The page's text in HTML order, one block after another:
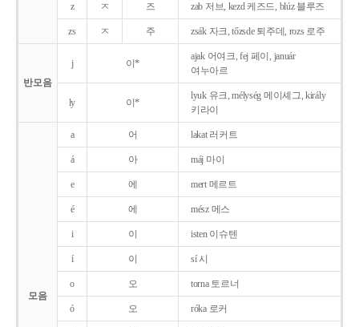
z ㅈ 즈 zab 저브, kezd 케즈드, blúz 블루즈
zs ㅈ 주 zsák 자크, tőzsde 퇴주데, rozs 로주
반모음
j 이*
ajak 어여크, fej 페이, január
여누아르
ly 이*
lyuk 유크, mélység 메이셰그, király
키라이
모음
a 어 lakat 러커트
á 아 máj 마이
e 에 mert 메르트
é 에 mész 메스
i 이 isten 이슈텐
í 이 sí 시
o 오 torna 토르너
ó 오 róka 로커